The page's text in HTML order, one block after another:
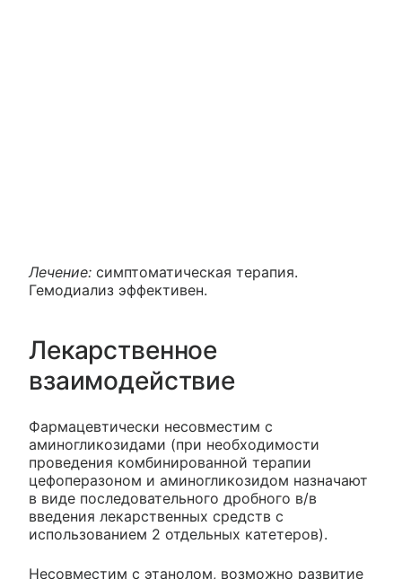
Лечение: симптоматическая терапия.
Гемодиализ эффективен.
Лекарственное
взаимодействие
Фармацевтически несовместим с
аминогликозидами (при необходимости
проведения комбинированной терапии
цефоперазоном и аминогликозидом назначают
в виде последовательного дробного в/в
введения лекарственных средств с
использованием 2 отдельных катетеров).
Несовместим с этанолом, возможно развитие